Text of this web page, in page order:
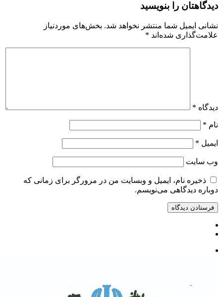
دیدگاهتان را بنویسید
نشانی ایمیل شما منتشر نخواهد شد. بخش‌های موردنیاز
علامت‌گذاری شده‌اند *
دیدگاه *
نام *
ایمیل *
وب‌ سایت
ذخیره نام، ایمیل و وبسایت من در مرورگر برای زمانی که
دوباره دیدگاهی می‌نویسم.